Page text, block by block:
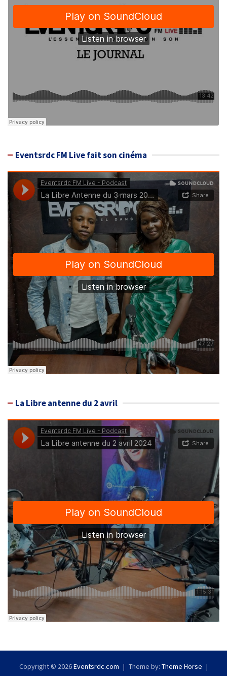
Eventsrdc FM Live fait son cinéma
La Libre antenne du 2 avril
Copyright © 2026Eventsrdc.com Theme by: Theme Horse